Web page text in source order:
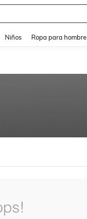
Niños Ropa para hombre